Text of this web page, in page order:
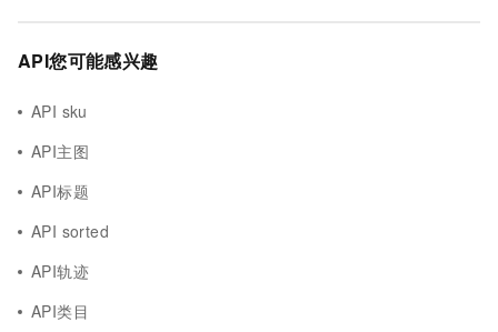
API您可能感兴趣
API sku
API主图
API标题
API sorted
API轨迹
API类目